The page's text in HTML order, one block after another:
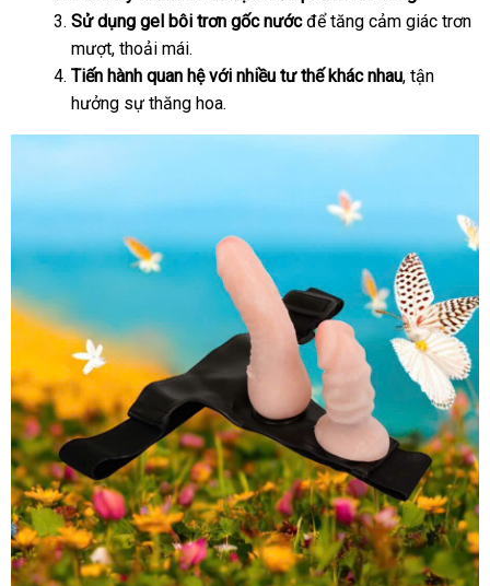
Sử dụng gel bôi trơn gốc nướcđể tăng cảm giác trơn
mượt, thoải mái.
Tiến hành quan hệ với nhiều tư thế khác nhau, tận
hưởng sự thăng hoa.